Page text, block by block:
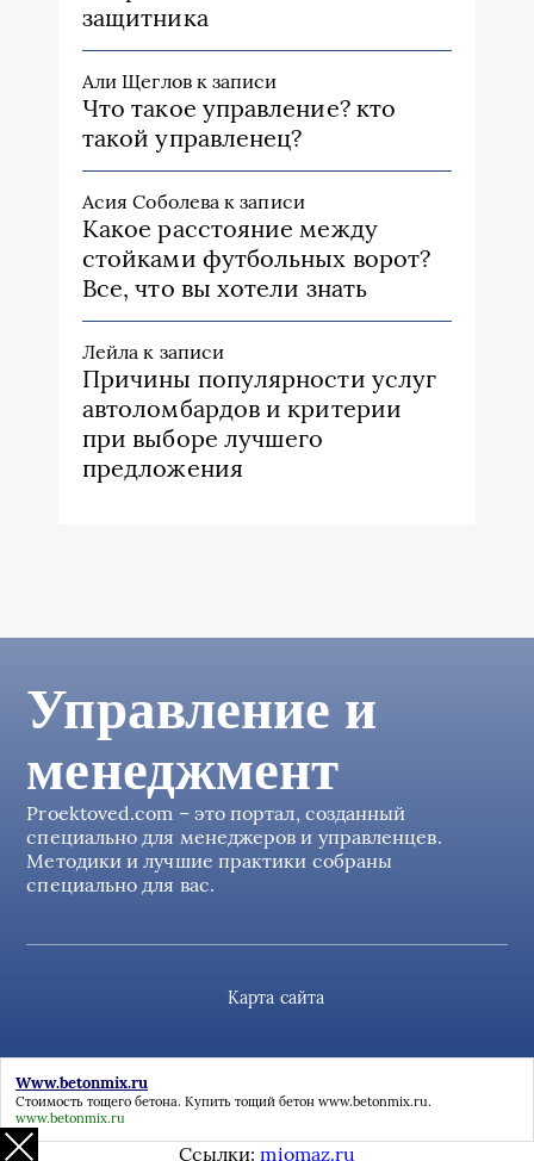
защитника
Али Щегловк записи
Что такое управление? кто
такой управленец?
Асия Соболева к записи
Какое расстояние между
стойками футбольных ворот?
Все, что вы хотели знать
Лейла к записи
Причины популярности услуг
автоломбардов и критерии
при выборе лучшего
предложения
Управление и
менеджмент
Proektoved.com – это портал, созданный
специально для менеджеров и управленцев.
Методики и лучшие практики собраны
специально для вас.
Карта сайта
Www.betonmix.ru
Стоимость тощего бетона. Купить тощий бетон www.betonmix.ru.
www.betonmix.ru
Ссылки:miomaz.ru